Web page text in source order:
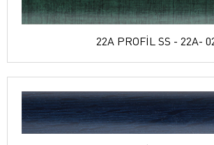
22A PROFİL SS - 22A-